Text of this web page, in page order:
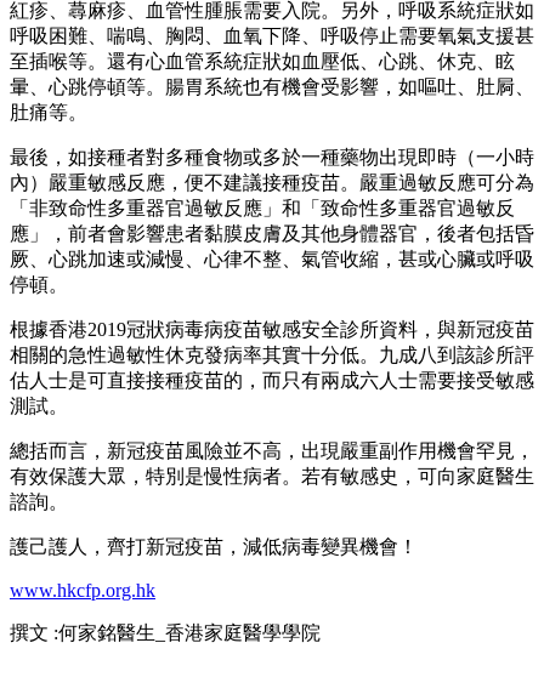
紅疹、蕁麻疹、血管性腫脹需要入院。另外，呼吸系統症狀如
呼吸困難、喘鳴、胸悶、血氧下降、呼吸停止需要氧氣支援甚
至插喉等。還有心血管系統症狀如血壓低、心跳、休克、眩
暈、心跳停頓等。腸胃系統也有機會受影響，如嘔吐、肚屙、
肚痛等。
最後，如接種者對多種食物或多於一種藥物出現即時（一小時
內）嚴重敏感反應，便不建議接種疫苗。嚴重過敏反應可分為
「非致命性多重器官過敏反應」和「致命性多重器官過敏反
應」，前者會影響患者黏膜皮膚及其他身體器官，後者包括昏
厥、心跳加速或減慢、心律不整、氣管收縮，甚或心臟或呼吸
停頓。
根據香港2019冠狀病毒病疫苗敏感安全診所資料，與新冠疫苗
相關的急性過敏性休克發病率其實十分低。九成八到該診所評
估人士是可直接接種疫苗的，而只有兩成六人士需要接受敏感
測試。
總括而言，新冠疫苗風險並不高，出現嚴重副作用機會罕見，
有效保護大眾，特別是慢性病者。若有敏感史，可向家庭醫生
諮詢。
護己護人，齊打新冠疫苗，減低病毒變異機會！
www.hkcfp.org.hk
撰文 :何家銘醫生_香港家庭醫學學院